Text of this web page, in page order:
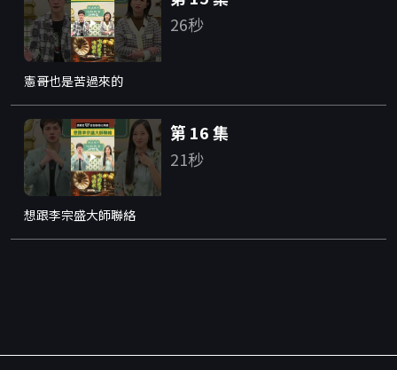
26秒
憲哥也是苦過來的
第 16 集
21秒
想跟李宗盛大師聯絡